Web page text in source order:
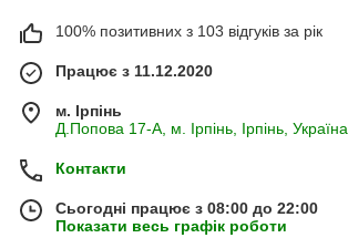
100% позитивних з 103 відгуків за рік
Працює з 11.12.2020
м. Ірпінь
Д.Попова 17-А, м. Ірпінь, Ірпінь, Україна
Контакти
Сьогодні працює з 08:00 до 22:00
Показати весь графік роботи